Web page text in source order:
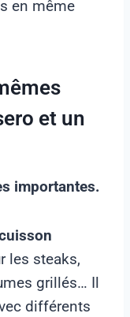
en même
et un
importantes.
les steaks,
grillés… Il
différents